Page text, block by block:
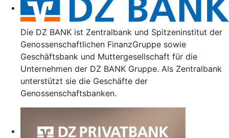
Die DZ BANK ist Zentralbank und Spitzeninstitut der
Genossenschaftlichen FinanzGruppe sowie
Geschäftsbank und Muttergesellschaft für die
Unternehmen der DZ BANK Gruppe. Als Zentralbank
unterstützt sie die Geschäfte der
Genossenschaftsbanken.